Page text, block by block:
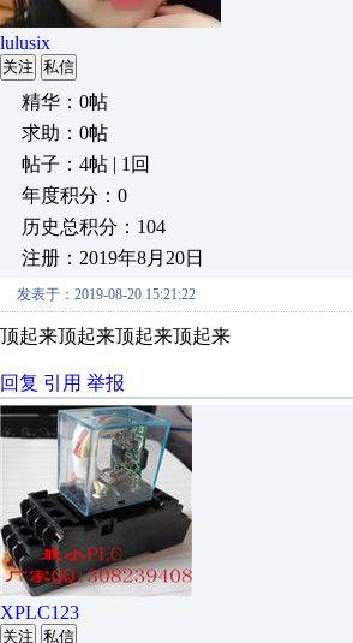
lulusix
关注 私信
精华：0帖
求助：0帖
帖子：4帖 | 1回
年度积分：0
历史总积分：104
注册：2019年8月20日
发表于：2019-08-20 15:21:22
顶起来顶起来顶起来顶起来
回复 引用 举报
XPLC123
关注 私信